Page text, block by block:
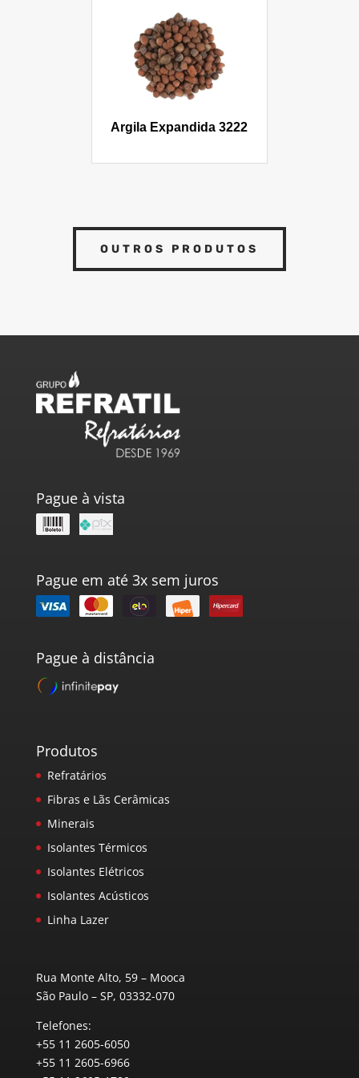
Argila Expandida 3222
OUTROS PRODUTOS
Pague à vista
Pague em até 3x sem juros
Pague à distância
Produtos
Refratários
Fibras e Lãs Cerâmicas
Minerais
Isolantes Térmicos
Isolantes Elétricos
Isolantes Acústicos
Linha Lazer
Rua Monte Alto, 59 – Mooca
São Paulo – SP, 03332-070
Telefones:
+55 11 2605-6050
+55 11 2605-6966